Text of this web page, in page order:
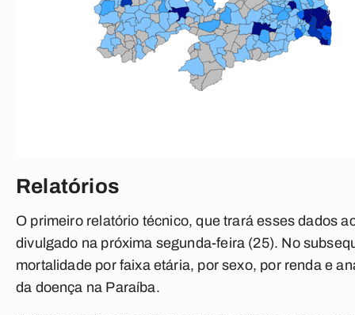
Relatórios
O primeiro relatório técnico, que trará esses dados
divulgado na próxima segunda-feira (25). No
mortalidade por faixa etária, por sexo, por renda e
da doença na Paraíba.